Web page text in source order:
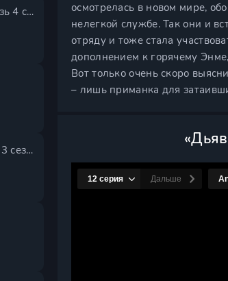
осмотрелась в новом мире,
нелегкой службе. Так они и
отряду и тоже стала
дополнением к горячему
Вот только очень скоро
– лишь приманка для
О моем перерождении в слизь 4 сезон
Реинкарнация безработного 3 сезон